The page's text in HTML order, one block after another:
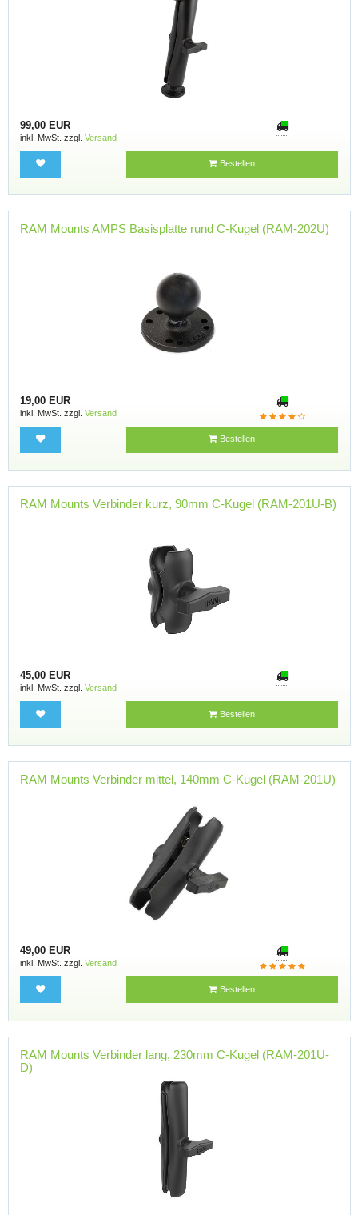
99,00 EUR
inkl. MwSt. zzgl. Versand
Bestellen
RAM Mounts AMPS Basisplatte rund C-Kugel (RAM-202U)
19,00 EUR
inkl. MwSt. zzgl. Versand
Bestellen
RAM Mounts Verbinder kurz, 90mm C-Kugel (RAM-201U-B)
45,00 EUR
inkl. MwSt. zzgl. Versand
Bestellen
RAM Mounts Verbinder mittel, 140mm C-Kugel (RAM-201U)
49,00 EUR
inkl. MwSt. zzgl. Versand
Bestellen
RAM Mounts Verbinder lang, 230mm C-Kugel (RAM-201U-
D)